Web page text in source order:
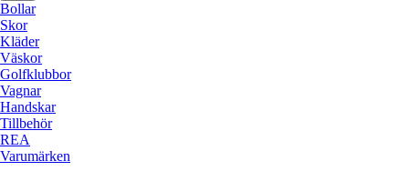
Bollar
Skor
Kläder
Väskor
Golfklubbor
Vagnar
Handskar
Tillbehör
REA
Varumärken